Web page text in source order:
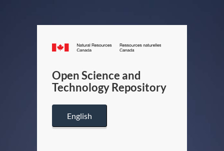
Canada.ca
/
Canada
Open Science and
Technology Repository
English